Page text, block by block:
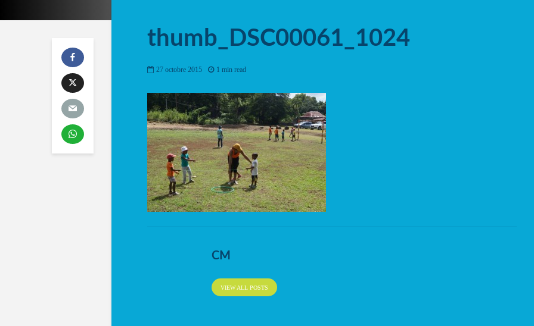
thumb_DSC00061_1024
27 octobre 2015 1 min read
CM
VIEW ALL POSTS